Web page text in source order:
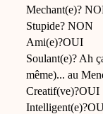
Mechant(e)?
Stupide? NON
Ami(e)?OUI
Soulant(e)? Ah
même)... au
Creatif(ve)?OUI